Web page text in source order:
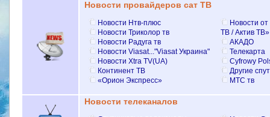
Новости провайдеров сат ТВ
Новости Нтв-плюс
Hовости Триколор тв
Новости Радуга тв
Новости Viasat..."Viasat Украина"
Новости Xtra TV(UA)
Континент ТВ
«Орион Экспресс»
Новости
ТВ / Актив ТВ»
АКАДО
Телекарта
Cyfrowy
Другие
МТС тв
Новости телеканалов